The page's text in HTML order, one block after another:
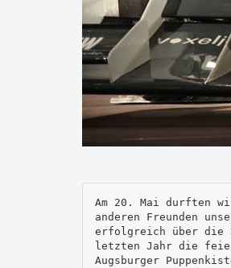
Am 20. Mai durften
anderen Freunden
erfolgreich über die
letzten Jahr die
Augsburger